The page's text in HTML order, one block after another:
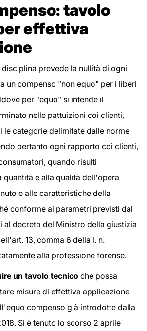
tavolo
effettiva
prevede la nullità di ogni
un compenso "non equo" per i liberi
per "equo" si intende il
nelle pattuizioni coi clienti,
le categorie delimitate dalle norme
pertanto ogni rapporto coi clienti,
quando risulti
e alla qualità dell'opera
e alle caratteristiche della
conforme ai parametri previsti dal
al decreto del Ministro della giustizia
13, comma 6 della l. n.
alla professione forense.
un tavolo tecnico che possa
misure di effettiva applicazione
compenso già introdotte dalla
Si è tenuto lo scorso 2 aprile